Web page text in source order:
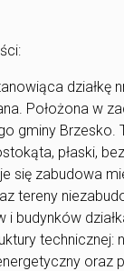
działkę
Położona w
gminy Brzesko.
płaski,
się zabudowa
tereny
i budynków
technicznej:
oraz